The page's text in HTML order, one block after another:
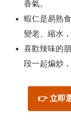
香氣。
蝦仁是易熟
變老、縮水
喜歡辣味的
段一起煸炒
👉 立即